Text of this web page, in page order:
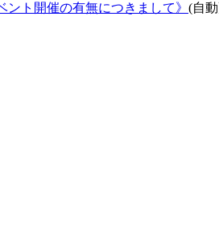
ント開催の有無につきまして》 (自